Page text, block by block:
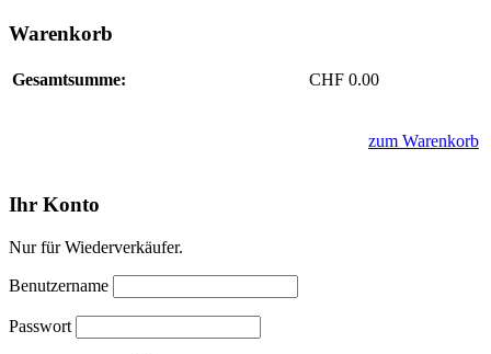
Warenkorb
Gesamtsumme: CHF 0.00
zum Warenkorb
Ihr Konto
Nur für Wiederverkäufer.
Benutzername
Passwort